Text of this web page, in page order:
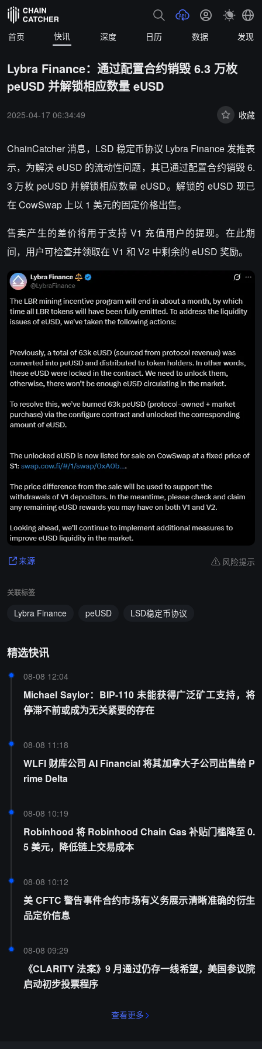
首页 快讯 深度 日历 数据 发现
Lybra Finance：通过配置合约销毁 6.3 万枚
peUSD 并解锁相应数量 eUSD
2025-04-17 06:34:49 收藏
ChainCatcher 消息， LSD 稳定币协议 Lybra Finance 发推表
示，为解决 eUSD 的流动性问题，其已通过配置合约销毁 6.
3 万枚 peUSD 并解锁相应数量 eUSD。解锁的 eUSD 现已
在 CowSwap 上以 1 美元的固定价格出售。
售卖产生的差价将用于支持 V1 充值用户的提现。在此期
间，用户可检查并领取在 V1 和 V2 中剩余的 eUSD 奖励。
来源 风险提示
关联标签
Lybra Finance peUSD LSD稳定币协议
精选快讯
08-08 12:04
Michael Saylor：BIP-110 未能获得广泛矿工支持，将
停滞不前或成为无关紧要的存在
08-08 11:18
WLFI 财库公司 AI Financial 将其加拿大子公司出售给 P
rime Delta
08-08 10:19
Robinhood 将 Robinhood Chain Gas 补贴门槛降至 0.
5 美元，降低链上交易成本
08-08 10:12
美 CFTC 警告事件合约市场有义务展示清晰准确的衍生
品定价信息
08-08 09:29
《CLARITY 法案》9 月通过仍存一线希望，美国参议院
启动初步投票程序
查看更多